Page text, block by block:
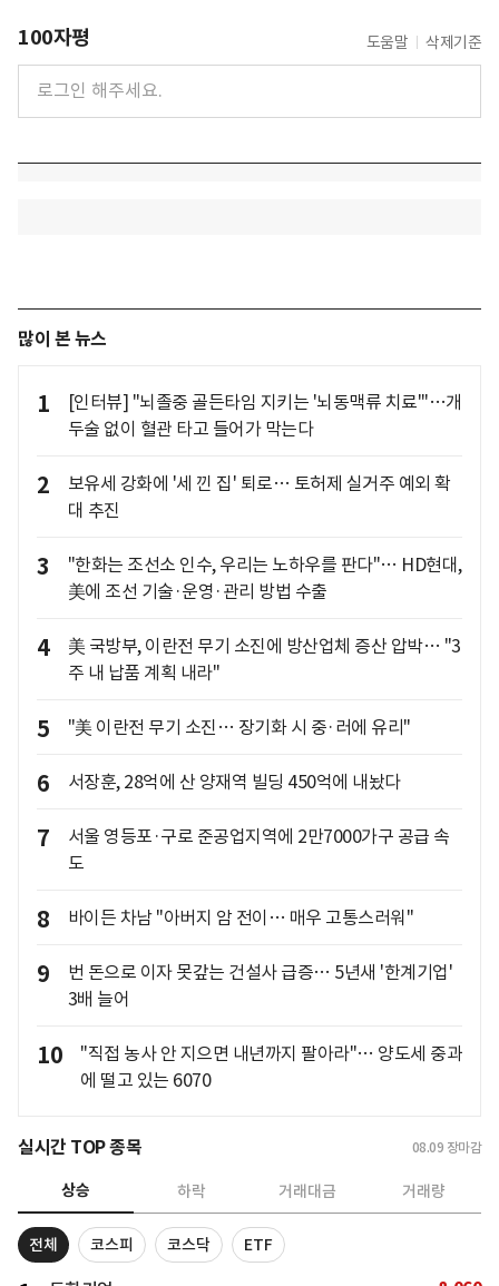
100자평 도움말 삭제기준
많이 본 뉴스
1
[인터뷰] "뇌졸중 골든타임 지키는 '뇌동맥류 치료'"…개
두술 없이 혈관 타고 들어가 막는다
2
보유세 강화에 '세 낀 집' 퇴로… 토허제 실거주 예외 확
대 추진
3
"한화는 조선소 인수, 우리는 노하우를 판다"… HD현대,
美에 조선 기술·운영·관리 방법 수출
4
美 국방부, 이란전 무기 소진에 방산업체 증산 압박… "3
주 내 납품 계획 내라"
5 "美 이란전 무기 소진… 장기화 시 중·러에 유리"
6 서장훈, 28억에 산 양재역 빌딩 450억에 내놨다
7
서울 영등포·구로 준공업지역에 2만7000가구 공급 속
도
8 바이든 차남 "아버지 암 전이… 매우 고통스러워"
9
번 돈으로 이자 못갚는 건설사 급증… 5년새 '한계기업'
3배 늘어
10
"직접 농사 안 지으면 내년까지 팔아라"… 양도세 중과
에 떨고 있는 6070
실시간 TOP 종목 08.09 장마감
상승 하락 거래대금 거래량
전체 코스피 코스닥 ETF